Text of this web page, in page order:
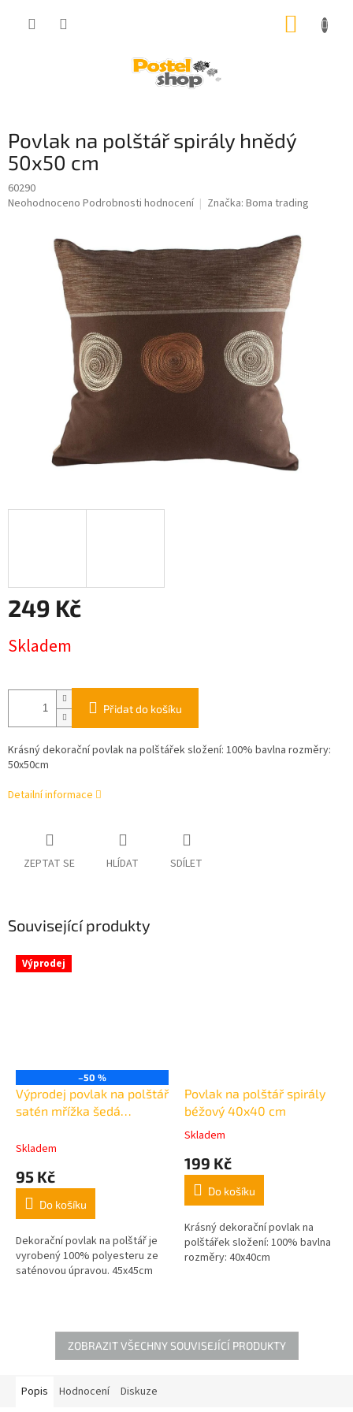
Povlak na polštář spirály hnědý
50x50 cm
60290
Průměrné
Neohodnoceno Podrobnosti hodnocení Značka: Boma trading
249 Kč
cena:
Skladem
Přidat do košíku
Krásný dekorační povlak na polštářek složení: 100% bavlna rozměry:
50x50cm
Detailní informace
ZEPTAT SE HLÍDAT SDÍLET
Související produkty
Výprodej
–50 %
Výprodej povlak na polštář
satén mřížka šedá
Skladem
95 Kč
Do košíku
Dekorační povlak na polštář je
vyrobený 100% polyesteru ze
saténovou úpravou. 45x45cm
Povlak na polštář spirály
béžový 40x40 cm
Průměrné
produktu
5,0
5
hvězdiček.
Skladem
199 Kč
Do košíku
Krásný dekorační povlak na
polštářek složení: 100% bavlna
rozměry: 40x40cm
ZOBRAZIT VŠECHNY SOUVISEJÍCÍ PRODUKTY
Popis Hodnocení Diskuze